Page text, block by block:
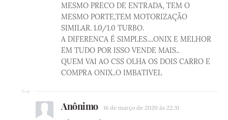
MESMO PRECO DE ENTRADA, TEM O
MESMO PORTE,TEM MOTORIZAÇÃO
SIMILAR. 1.0/1.0 TURBO.
A DIFERENCA É SIMPLES....ONIX E MELHOR
EM TUDO POR ISSO VENDE MAIS..
QUEM VAI AO CSS OLHA OS DOIS CARRO E
COMPRA ONIX..O IMBATIVEL
Anônimo 16 de março de 2020 às 22:31